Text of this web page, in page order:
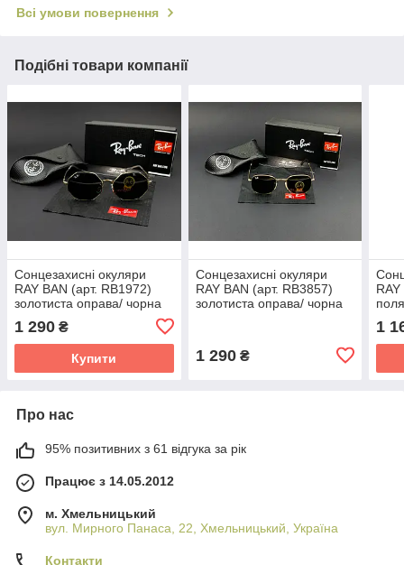
Всі умови повернення
Подібні товари компанії
Сонцезахисні окуляри
RAY BAN (арт. RB1972)
золотиста оправа/ чорна
1 290 ₴
Купити
Сонцезахисні окуляри
RAY BAN (арт. RB3857)
золотиста оправа/ чорна
1 290₴
1
Про нас
95% позитивних з 61 відгука за рік
Працює з 14.05.2012
м. Хмельницький
вул. Мирного Панаса, 22, Хмельницький, Україна
Контакти